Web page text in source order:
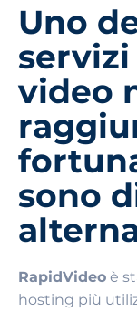
Uno
video
sono
RapidVideo è
hosting più